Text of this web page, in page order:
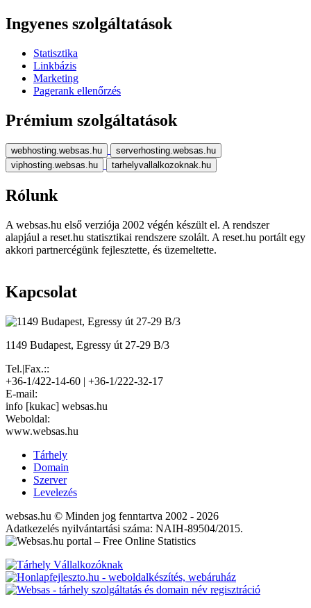
Ingyenes szolgáltatások
Statisztika
Linkbázis
Marketing
Pagerank ellenőrzés
Prémium szolgáltatások
webhosting.websas.hu
serverhosting.websas.hu
viphosting.websas.hu
tarhelyvallalkozoknak.hu
Rólunk
A websas.hu első verziója 2002 végén készült el. A rendszer
alapjául a reset.hu statisztikai rendszere szolált. A reset.hu portált egy
akkori partnercégünk fejlesztette, és üzemeltette.
Kapcsolat
1149 Budapest, Egressy út 27-29 B/3
Tel.|Fax.::
+36-1/422-14-60 | +36-1/222-32-17
E-mail:
info [kukac] websas.hu
Weboldal:
www.websas.hu
Tárhely
Domain
Szerver
Levelezés
websas.hu © Minden jog fenntartva 2002 - 2026
Adatkezelés nyilvántartási száma: NAIH-89504/2015.